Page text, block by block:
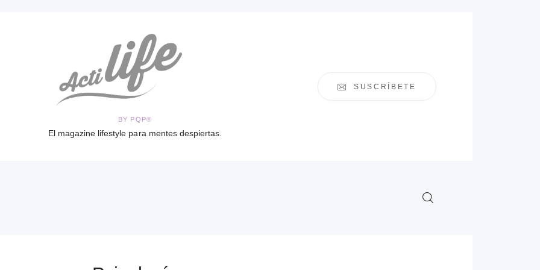
BY PQP®
El magazine lifestyle para mentes despiertas.
SUSCRÍBETE